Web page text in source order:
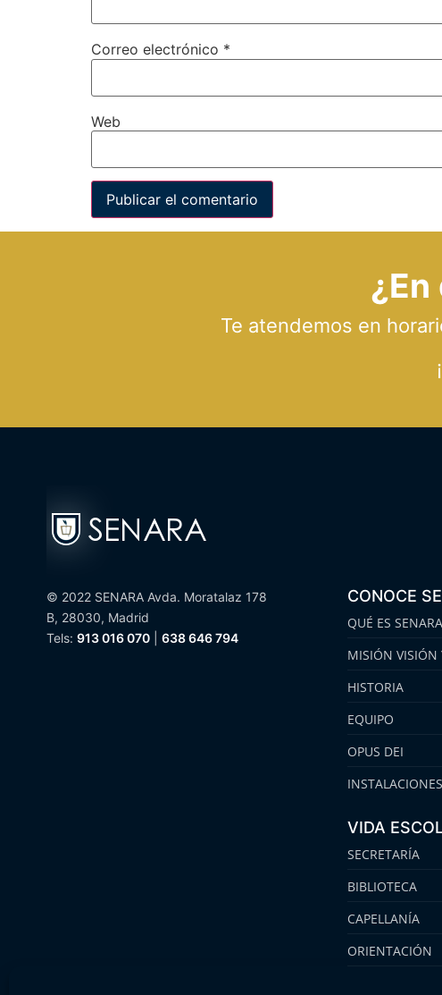
Correo electrónico *
Web
Te atendemos en
© 2022 SENARA Avda. Moratalaz 178
B, 28030, Madrid
Tels: 913 016 070 638 646 794
CONOCE
QUÉ ES SENARA
MISIÓN VISIÓN
HISTORIA
EQUIPO
OPUS DEI
INSTALACIONES
VIDA
SECRETARÍA
BIBLIOTECA
CAPELLANÍA
ORIENTACIÓN